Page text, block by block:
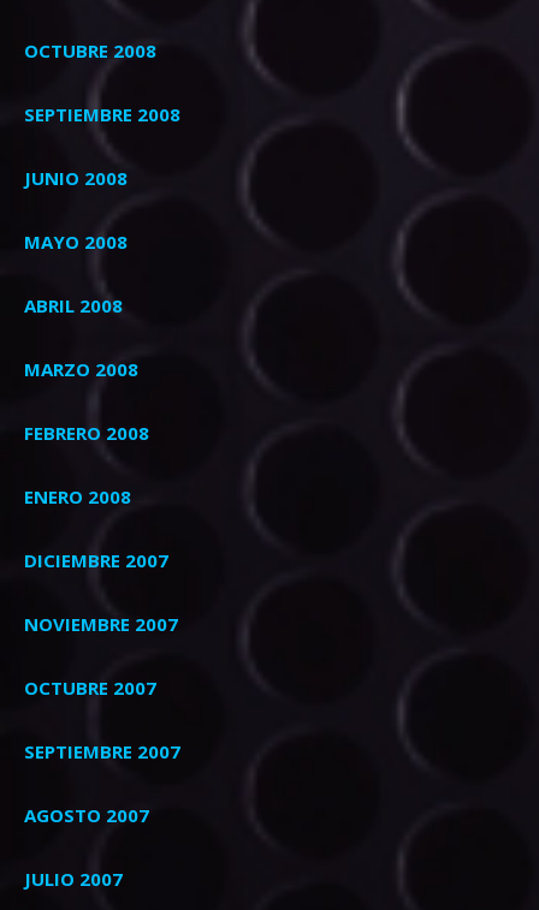
OCTUBRE 2008
SEPTIEMBRE 2008
JUNIO 2008
MAYO 2008
ABRIL 2008
MARZO 2008
FEBRERO 2008
ENERO 2008
DICIEMBRE 2007
NOVIEMBRE 2007
OCTUBRE 2007
SEPTIEMBRE 2007
AGOSTO 2007
JULIO 2007